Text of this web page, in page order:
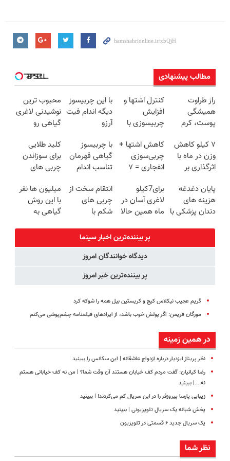
مطالب پیشنهادی
راز طراوت
همیشگی
پوست، کرم
با 45%تخفیف
کنترل اشتها و
افزایش
چربیسوزی با
گیاهی
با این چربیسوز
دیگه اندام فیت
آرزو
تا امشب)
محبوب ترین
نوشیدنی لاغری
گیاهی رو
بخر
۷ کیلو کاهش
وزن در ماه با
اثرگذاری بر
متابولیسم(تخفیف
ویژه)
کاهش اشتها +
چربی‌سوزی
انفجاری = ۷
ماه
با چربیسوز
گیاهی قهرمان
تناسب اندام
کلید طلایی
برای سوزاندن
چربی های
بدن(60%تخفیف
تا امشب)
پایان دغدغه
هزینه های
دندان پزشکی با
برای7کیلو
لاغری آسان در
ماه همین حالا
سفارش با
قیمت قدیم
انتقام سخت از
چربی های
شکم با
گیاهی(تخفیف
ویژه)
میلیون ها نفر
با این روش
گیاهی به
پر بیننده‌ترین اخبار سینما
دیدگاه خوانندگان امروز
پر بیننده‌ترین خبر امروز
گریم عجیب نیکلاس کیج و کریستین بیل همه را شوکه کرد
مورگان فریمن: اگر پولش خوب باشد، از ایرادهای فیلمنامه چشم‌پوشی می‌کنم
در همین زمینه
نظر پریناز ایزدیار درباره ازدواج عاشقانه | این سکانس را ببینید
رضا کیانیان: گفت مردم کف خیابان هستند آن وقت شما؟ | من نه کف خیابانی هستم
نه ...|‌ ببینید
زیبایی پارسا پیروزفر را در این سریال کم می‌کردند! | ببینید
پخش شبانه یک سریال تلویزیونی | ببینید
یک سریال جدید ۶ قسمتی در تلویزیون
نظر شما